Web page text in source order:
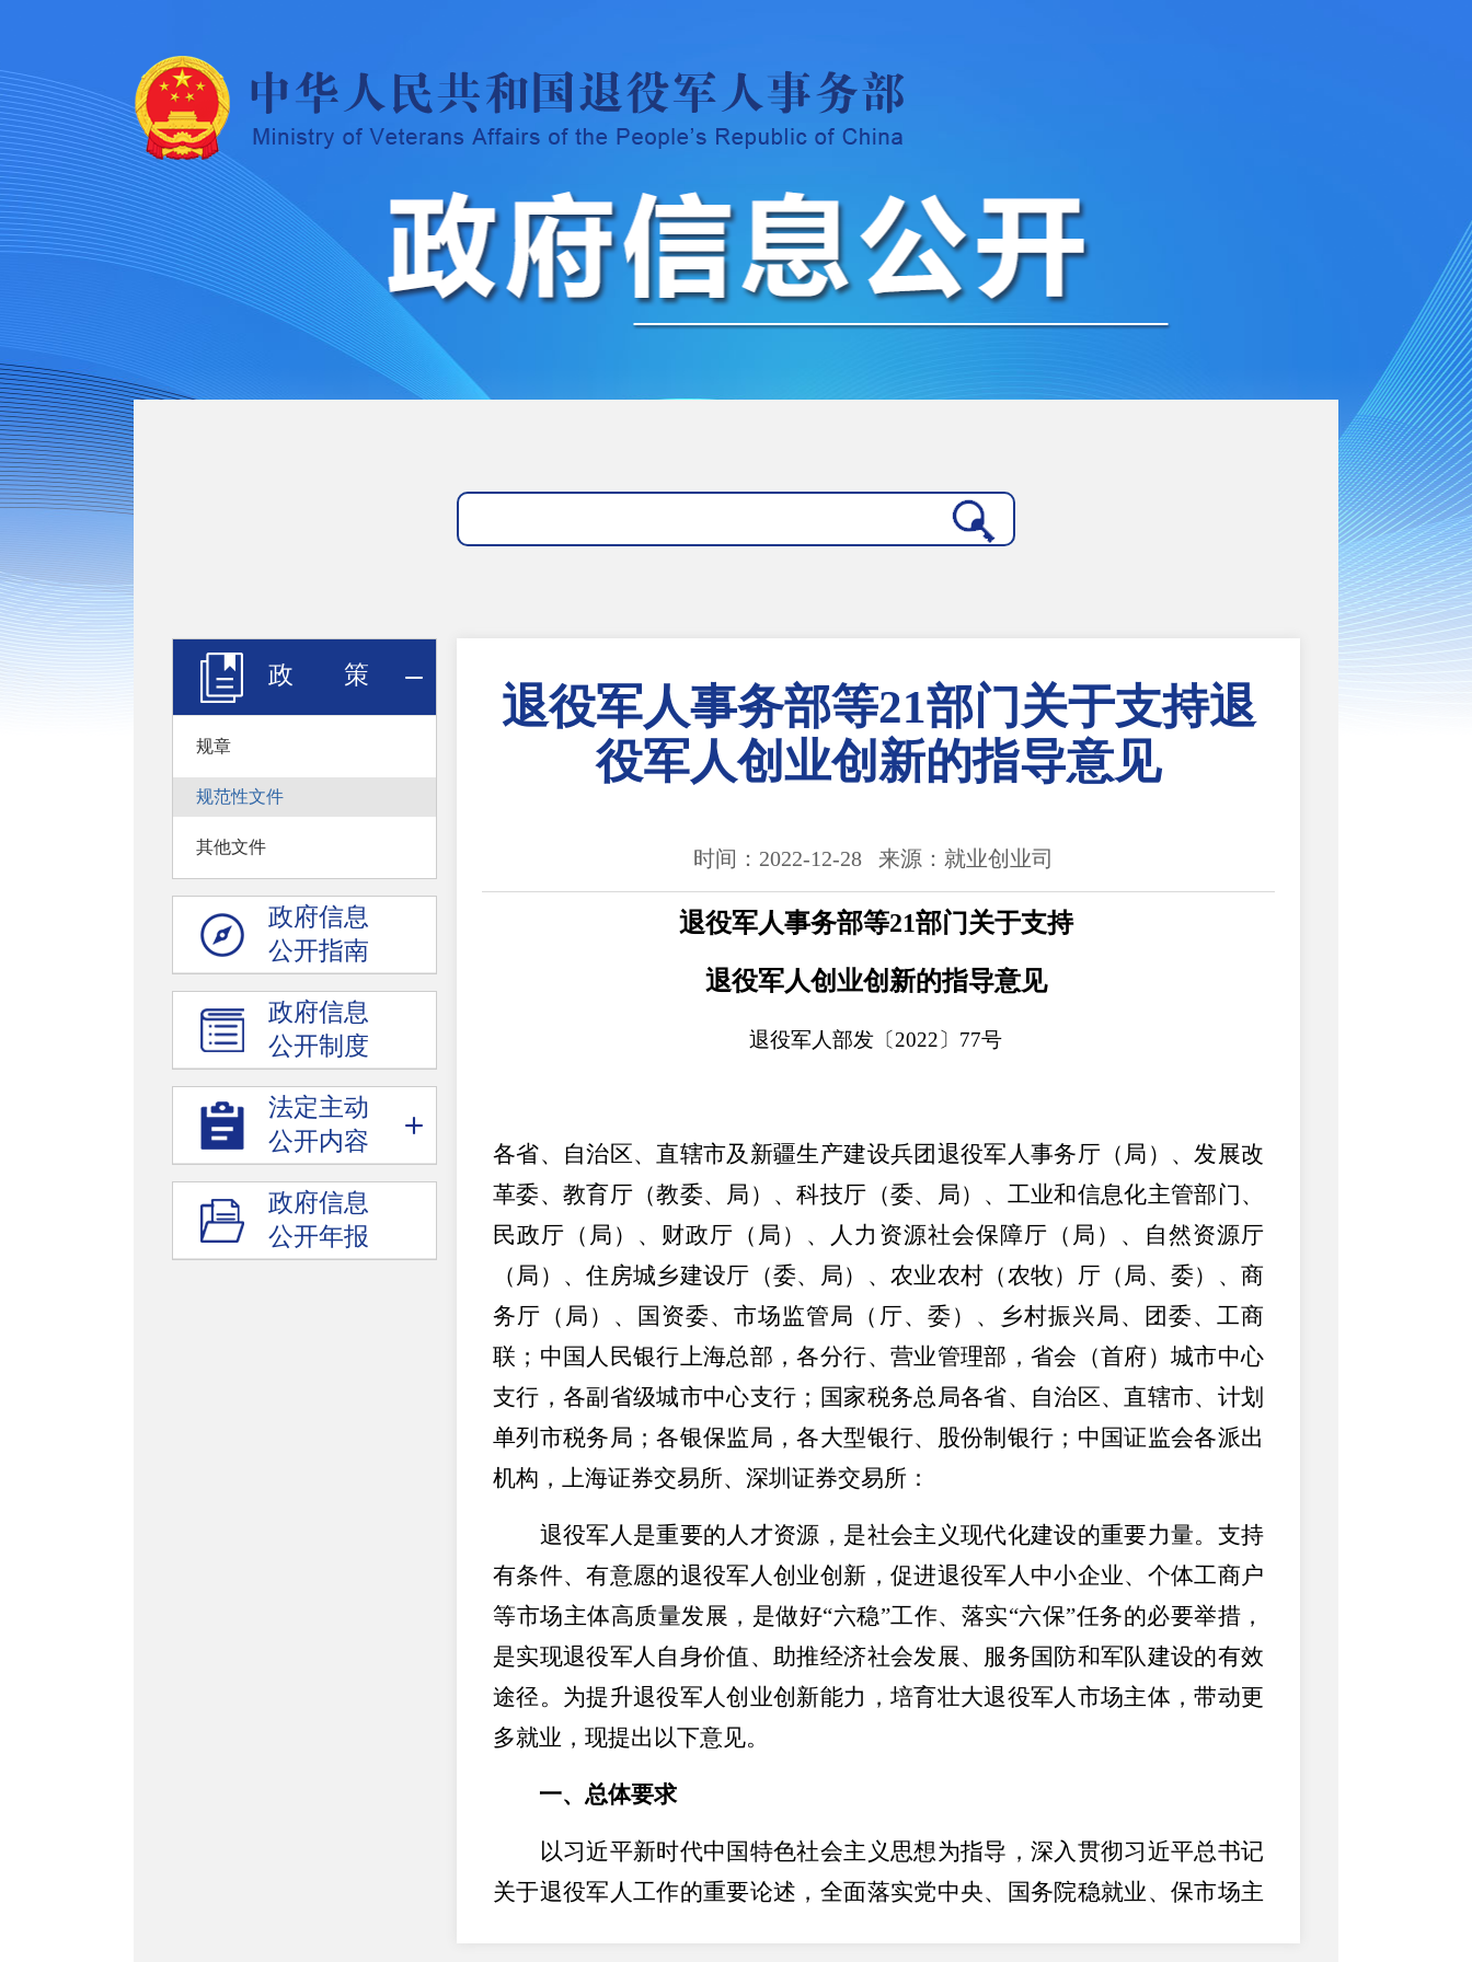
政 策
规章
规范性文件
其他文件
政府信息
公开指南
政府信息
公开制度
法定主动
公开内容
政府信息
公开年报
退役军人事务部等21部门关于支持退
役军人创业创新的指导意见
时间：2022-12-28 来源：就业创业司
退役军人事务部等21部门关于支持
退役军人创业创新的指导意见
退役军人部发〔2022〕77号
各省、自治区、直辖市及新疆生产建设兵团退役军人事务厅（局）、发展改
革委、教育厅（教委、局）、科技厅（委、局）、工业和信息化主管部门、
民政厅（局）、财政厅（局）、人力资源社会保障厅（局）、自然资源厅
（局）、住房城乡建设厅（委、局）、农业农村（农牧）厅（局、委）、商
务厅（局）、国资委、市场监管局（厅、委）、乡村振兴局、团委、工商
联；中国人民银行上海总部，各分行、营业管理部，省会（首府）城市中心
支行，各副省级城市中心支行；国家税务总局各省、自治区、直辖市、计划
单列市税务局；各银保监局，各大型银行、股份制银行；中国证监会各派出
机构，上海证券交易所、深圳证券交易所：
退役军人是重要的人才资源，是社会主义现代化建设的重要力量。支持
有条件、有意愿的退役军人创业创新，促进退役军人中小企业、个体工商户
等市场主体高质量发展，是做好“六稳”工作、落实“六保”任务的必要举措，
是实现退役军人自身价值、助推经济社会发展、服务国防和军队建设的有效
途径。为提升退役军人创业创新能力，培育壮大退役军人市场主体，带动更
多就业，现提出以下意见。
一、总体要求
以习近平新时代中国特色社会主义思想为指导，深入贯彻习近平总书记
关于退役军人工作的重要论述，全面落实党中央、国务院稳就业、保市场主